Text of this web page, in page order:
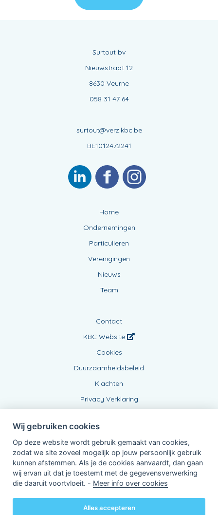
Surtout bv
Nieuwstraat 12
8630 Veurne
058 31 47 64
surtout@verz.kbc.be
BE1012472241
Home
Ondernemingen
Particulieren
Verenigingen
Nieuws
Team
Contact
KBC Website
Cookies
Duurzaamheidsbeleid
Klachten
Privacy Verklaring
Verbonden Agent, BE1012472241
van KBC Verzekeringen nv
3000 Leuven - Belgie
BTW BE 0403.552.563 - RPR Leuven
Wij gebruiken cookies
Op deze website wordt gebruik gemaakt van cookies,
zodat we site zoveel mogelijk op jouw persoonlijk gebruik
kunnen afstemmen. Als je de cookies aanvaardt, dan gaan
wij ervan uit dat je toestemt met de gegevensverwerking
die daaruit voortvloeit. - Meer info over cookies
Alles accepteren